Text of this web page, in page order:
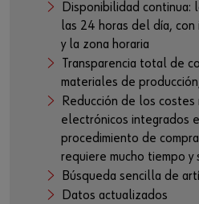
Disponibilidad continua:
las 24 horas del día,
y la zona horaria
Transparencia total de
materiales de
Reducción de los
electrónicos integrados
procedimiento de
requiere mucho tiempo
Búsqueda sencilla de
Datos actualizados